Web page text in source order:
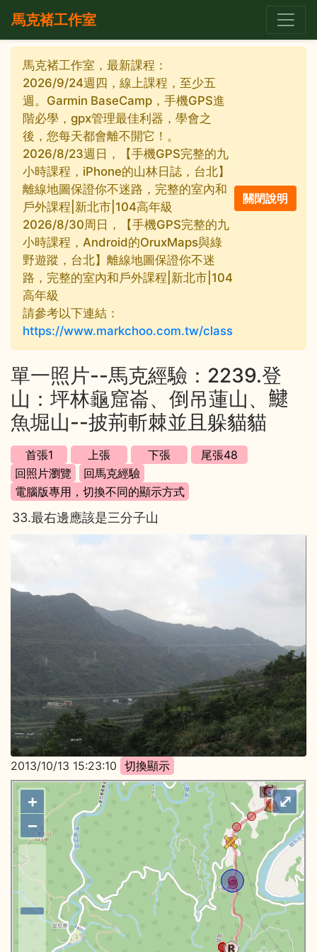
馬克褚工作室
馬克褚工作室，最新課程：
2026/9/24週四，線上課程，至少五
週。Garmin BaseCamp，手機GPS進
階必學，gpx管理最佳利器，學會之
後，您每天都會離不開它！。
2026/8/23週日，【手機GPS完整的九
小時課程，iPhone的山林日誌，台北】
離線地圖保證你不迷路，完整的室內和
戶外課程|新北市|104高年級
2026/8/30周日，【手機GPS完整的九
小時課程，Android的OruxMaps與綠
野遊蹤，台北】離線地圖保證你不迷
路，完整的室內和戶外課程|新北市|104
高年級
請參考以下連結：
https://www.markchoo.com.tw/class
單一照片--馬克經驗：2239.登
山：坪林龜窟崙、倒吊蓮山、𩻸
魚堀山--披荊斬棘並且躲貓貓
33.最右邊應該是三分子山
2013/10/13 15:23:10
+
−
⤢